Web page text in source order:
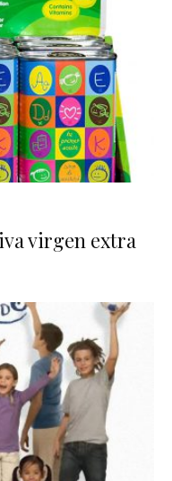
virgen extra